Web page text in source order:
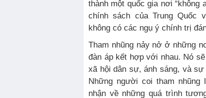
thành một quốc gia nơi “không
chính sách của Trung Quốc
không có các ngụ ý chính trị
Tham nhũng nảy nở ở những
đàn áp kết hợp với nhau. Nó
xã hội dân sự, ánh sáng, và
Những người coi tham
nhận về những quá trình